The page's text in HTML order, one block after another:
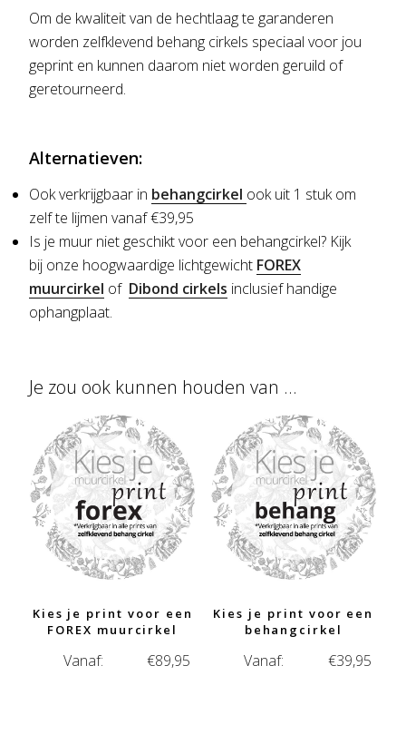
Om de kwaliteit van de hechtlaag te garanderen
worden zelfklevend behang cirkels speciaal voor jou
geprint en kunnen daarom niet worden geruild of
geretourneerd.
Alternatieven:
Ook verkrijgbaar in behangcirkel ook uit 1 stuk om
zelf te lijmen vanaf €39,95
Is je muur niet geschikt voor een behangcirkel? Kijk
bij onze hoogwaardige lichtgewicht FOREX
muurcirkel of Dibond cirkels inclusief handige
ophangplaat.
Je zou ook kunnen houden van …
Kies je print voor een
FOREX muurcirkel
Vanaf: €89,95
Kies je print voor een
behangcirkel
Vanaf: €39,95